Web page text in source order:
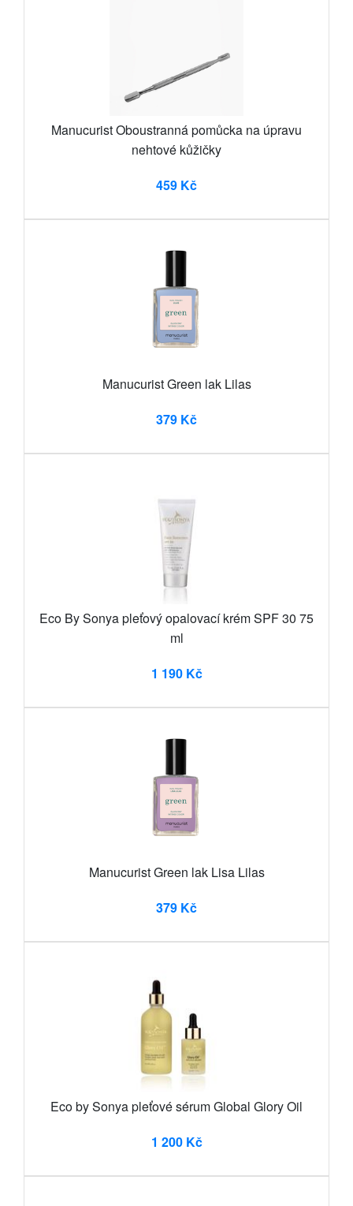
Manucurist Oboustranná pomůcka na úpravu
nehtové kůžičky
459 Kč
Manucurist Green lak Lilas
379 Kč
Eco By Sonya pleťový opalovací krém SPF 30 75
ml
1 190 Kč
Manucurist Green lak Lisa Lilas
379 Kč
Eco by Sonya pleťové sérum Global Glory Oil
1 200 Kč